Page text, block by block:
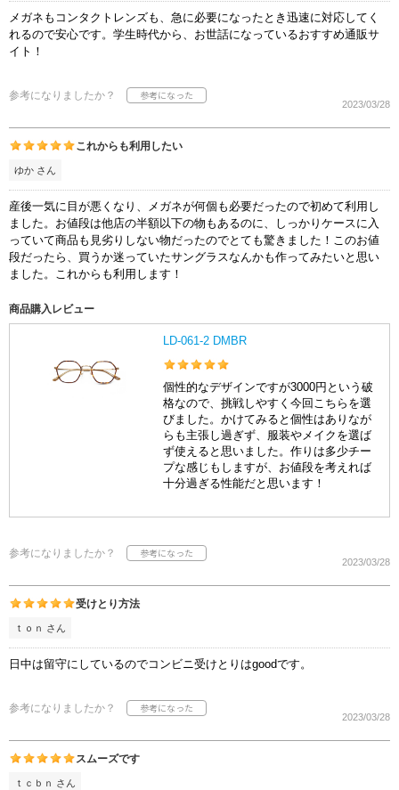
メガネもコンタクトレンズも、急に必要になったとき迅速に対応してく
れるので安心です。学生時代から、お世話になっているおすすめ通販サ
イト！
参考になりましたか？
2023/03/28
これからも利用したい
ゆか さん
産後一気に目が悪くなり、メガネが何個も必要だったので初めて利用し
ました。お値段は他店の半額以下の物もあるのに、しっかりケースに入
っていて商品も見劣りしない物だったのでとても驚きました！このお値
段だったら、買うか迷っていたサングラスなんかも作ってみたいと思い
ました。これからも利用します！
商品購入レビュー
LD-061-2 DMBR
個性的なデザインですが3000円という破
格なので、挑戦しやすく今回こちらを選
びました。かけてみると個性はありなが
らも主張し過ぎず、服装やメイクを選ば
ず使えると思いました。作りは多少チー
プな感じもしますが、お値段を考えれば
十分過ぎる性能だと思います！
参考になりましたか？
2023/03/28
受けとり方法
ｔｏｎ さん
日中は留守にしているのでコンビニ受けとりはgoodです。
参考になりましたか？
2023/03/28
スムーズです
ｔｃｂｎ さん